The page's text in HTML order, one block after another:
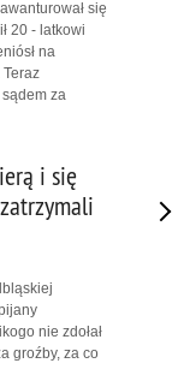
się
20 - latkowi
na
za
i się
nie zdołał
groźby, za co